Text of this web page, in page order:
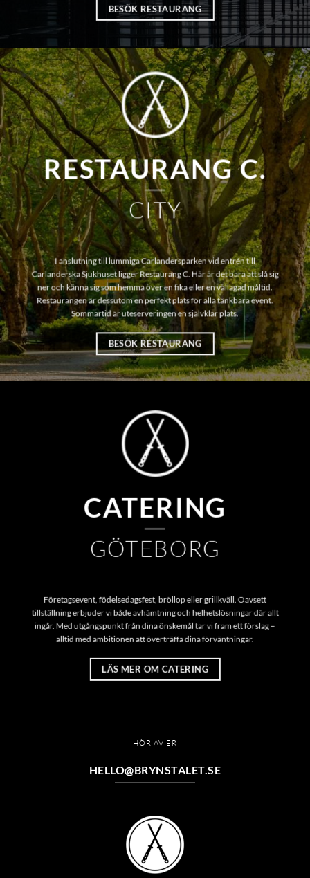
BESÖK RESTAURANG
RESTAURANG C.
CITY
I anslutning till lummiga Carlandersparken vid entrén till
Carlanderska Sjukhuset ligger Restaurang C. Här är det bara att slå sig
ner och känna sig som hemma över en fika eller en vällagad måltid.
Restaurangen är dessutom en perfekt plats för alla tänkbara event.
Sommartid är uteserveringen en självklar plats.
BESÖK RESTAURANG
CATERING
GÖTEBORG
Företagsevent, födelsedagsfest, bröllop eller grillkväll. Oavsett
tillställning erbjuder vi både avhämtning och helhetslösningar där allt
ingår. Med utgångspunkt från dina önskemål tar vi fram ett förslag –
alltid med ambitionen att överträffa dina förväntningar.
LÄS MER OM CATERING
HÖR AV ER
HELLO@BRYNSTALET.SE